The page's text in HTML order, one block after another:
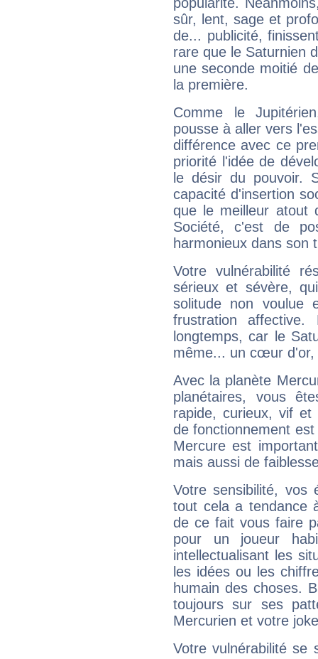
popularité.
sûr, lent, sage et
de... publicité,
rare que le Saturnien
une seconde moitié
la première.
Comme le
pousse à aller vers
différence avec ce
priorité l'idée de
le désir du pouvoir.
capacité d'insertion
que le meilleur atout
Société, c'est de
harmonieux dans son
Votre vulnérabilité
sérieux et sévère,
solitude non voulue
frustration
longtemps, car le
même... un cœur d'or,
Avec la planète
planétaires, vous
rapide, curieux, vif et
de fonctionnement
Mercure est
mais aussi de
Votre sensibilité,
tout cela a tendance
de ce fait vous faire
pour un joueur
intellectualisant les
les idées ou les
humain des choses.
toujours sur ses
Mercurien et votre
Votre vulnérabilité se